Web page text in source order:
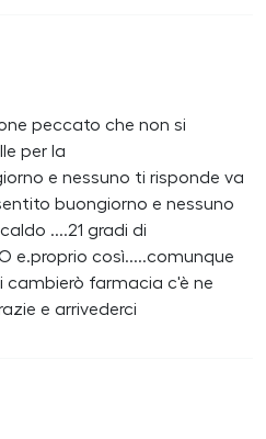
peccato che non si
per la
e nessuno ti risponde va
buongiorno e nessuno
....21 gradi di
e.proprio così.....comunque
cambierò farmacia c'è ne
e arrivederci